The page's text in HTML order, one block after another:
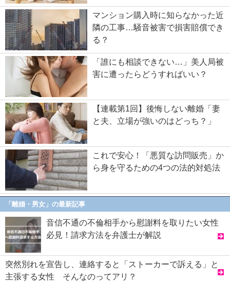
マンション購入時に知らなかった近
隣の工事…騒音被害で損害賠償でき
る？
「誰にも相談できない…」美人局被
害に遭ったらどうすればいい？
【連載第1回】後悔しない離婚「妻
と夫、立場が強いのはどっち？」
これで安心！「悪質な訪問販売」か
ら身を守るための4つの法的対処法
「離婚・男女」の最新記事
音信不通の不倫相手から慰謝料を取りたい女性
必見！請求方法を弁護士が解説
突然別れを宣告し、連絡すると「ストーカーで訴える」と
主張する女性 そんなのってアリ？